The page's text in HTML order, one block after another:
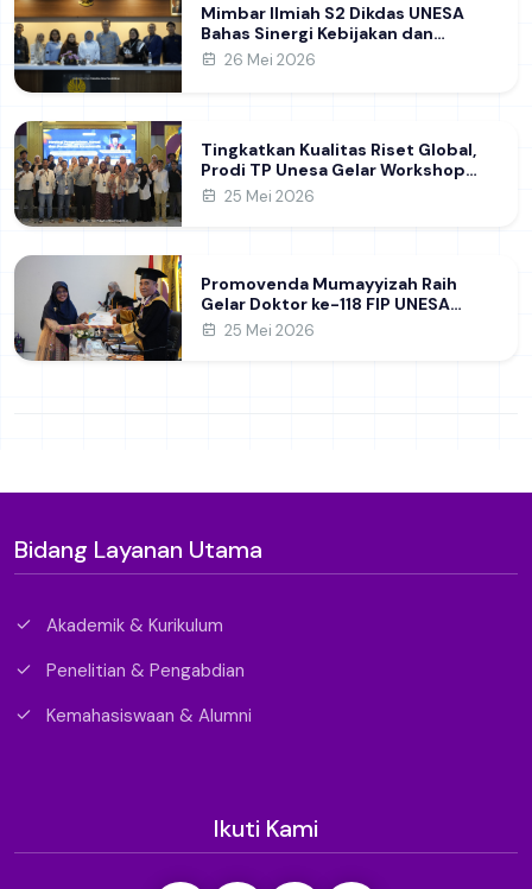
Mimbar Ilmiah S2 Dikdas UNESA
Bahas Sinergi Kebijakan dan
Pendidikan
26 Mei 2026
Tingkatkan Kualitas Riset Global,
Prodi TP Unesa Gelar Workshop
Strategi Pengelolaan Jurnal dan
25 Mei 2026
Promovenda Mumayyizah Raih
Gelar Doktor ke-118 FIP UNESA
melalui Kajian Kepemimpinan
25 Mei 2026
Bidang Layanan Utama
Akademik & Kurikulum
Penelitian & Pengabdian
Kemahasiswaan & Alumni
Ikuti Kami